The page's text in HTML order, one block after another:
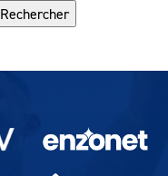
Rechercher